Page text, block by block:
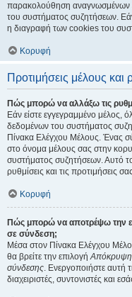
παρακολούθηση αναγνωσμένων
του συστήματος συζητήσεων.
η διαγραφή των cookies του
Κορυφή
Προτιμήσεις μέλους και
Πώς μπορώ να αλλάξω τις
Εάν είστε εγγεγραμμένο μέλος,
δεδομένων του συστήματος
Πίνακα Ελέγχου Μέλους. Ένας
στο όνομα μέλους σας στην
συστήματος συζητήσεων. Αυτό
ρυθμίσεις και τις προτιμήσεις
Κορυφή
Πώς μπορώ να αποτρέψω την
σε σύνδεση;
Μέσα στον Πίνακα Ελέγχου
θα βρείτε την επιλογήΑπόκρυψη
σύνδεσης. Ενεργοποιήστε αυτή
διαχειριστές, συντονιστές και